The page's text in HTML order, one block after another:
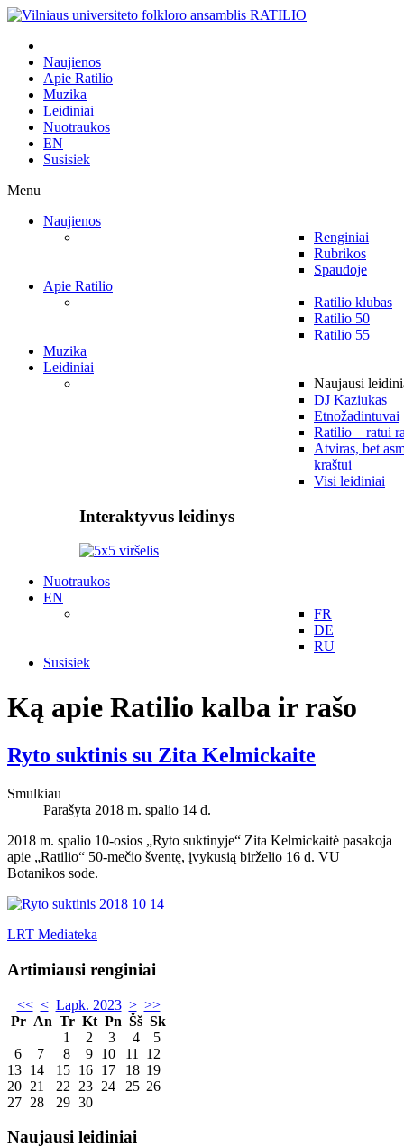
Naujienos
Apie Ratilio
Muzika
Leidiniai
Nuotraukos
EN
Susisiek
Menu
Naujienos
Renginiai
Rubrikos
Spaudoje
Apie Ratilio
Ratilio klubas
Ratilio 50
Ratilio 55
Muzika
Leidiniai
Naujausi
DJ Kaziukas
Etnožadintuvai
Ratilio – ratui
Atviras, bet
kraštui
Visi leidiniai
Interaktyvus leidinys
Nuotraukos
EN
FR
DE
RU
Susisiek
Ką apie Ratilio kalba ir rašo
Ryto suktinis su Zita Kelmickaite
Smulkiau
Parašyta 2018 m. spalio 14 d.
2018 m. spalio 10-osios „Ryto suktinyje“ Zita Kelmickaitė pasakoja
apie „Ratilio“ 50-mečio šventę, įvykusią birželio 16 d. VU
Botanikos sode.
LRT Mediateka
Artimiausi renginiai
<< < Lapk. 2023 > >>
Pr An Tr Kt Pn Šš Sk
1
2 3 4
5
6
7 8 9 10 11
12
13 14 15 16 17 18 19
20 21 22 23 24 25 26
27 28 29 30
Naujausi leidiniai